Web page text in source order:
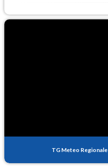
TG Meteo Regionale